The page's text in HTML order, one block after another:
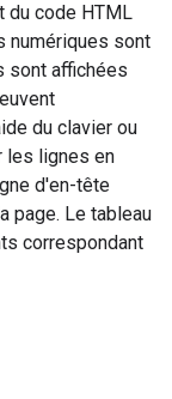
du code HTML
numériques sont
sont affichées
du clavier ou
les lignes en
d'en-tête
page. Le tableau
correspondant